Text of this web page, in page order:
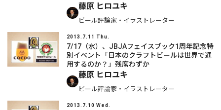
藤原 ヒロユキ
ビール評論家・イラストレーター
2013.7.11 Thu.
7/17（水）、JBJAフェイスブック1周年記念特
別イベント「日本のクラフトビールは世界で通
用するのか？」残席わずか
藤原 ヒロユキ
ビール評論家・イラストレーター
2013.7.10 Wed.